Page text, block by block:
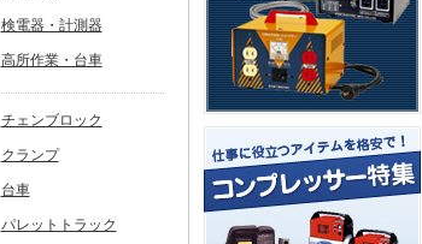
検電器・計測器
高所作業・台車
チェンブロック
クランプ
台車
パレットトラック